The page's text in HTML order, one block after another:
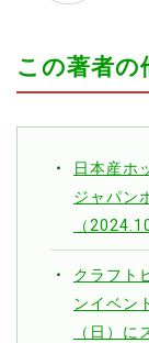
この著者の
日本産ホ
ジャパン
（
クラフト
ンイベン
（日）